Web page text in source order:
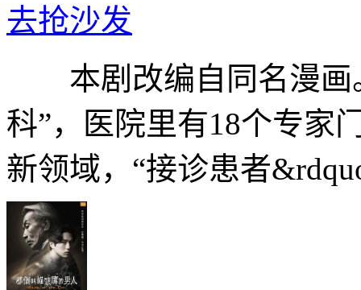
去抢沙发
本剧改编自同名漫画
科”，医院里有18个专家
新领域，“接诊患者